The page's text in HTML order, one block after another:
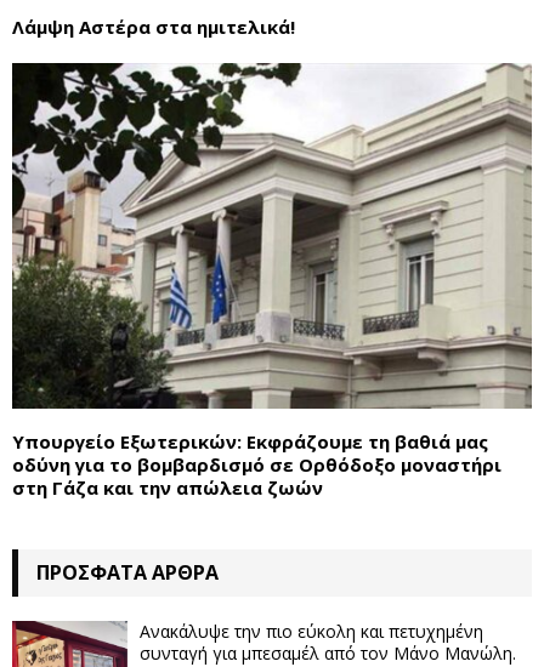
Λάμψη Αστέρα στα ημιτελικά!
Υπουργείο Εξωτερικών: Εκφράζουμε τη βαθιά μας
οδύνη για το βομβαρδισμό σε Ορθόδοξο μοναστήρι
στη Γάζα και την απώλεια ζωών
ΠΡΌΣΦΑΤΑ ΆΡΘΡΑ
Ανακάλυψε την πιο εύκολη και πετυχημένη
συνταγή για μπεσαμέλ από τον Μάνο Μανώλη.